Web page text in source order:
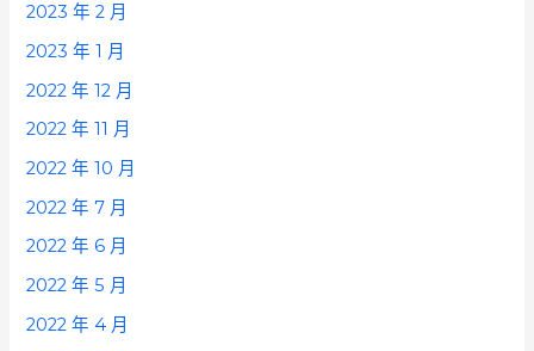
2023 年 2 月
2023 年 1 月
2022 年 12 月
2022 年 11 月
2022 年 10 月
2022 年 7 月
2022 年 6 月
2022 年 5 月
2022 年 4 月